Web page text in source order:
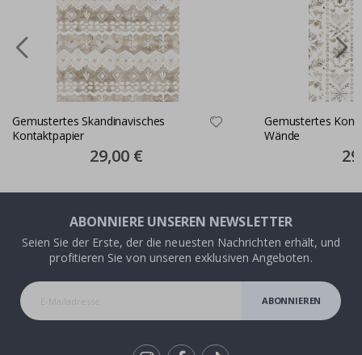
Gemustertes Skandinavisches
Kontaktpapier
Special
Price
29,00 €
Gemustertes
Wände
ABONNIERE UNSEREN NEWSLETTER
Seien Sie der Erste, der die neuesten Nachrichten erhält, und
profitieren Sie von unseren exklusiven Angeboten.
ABONNIEREN